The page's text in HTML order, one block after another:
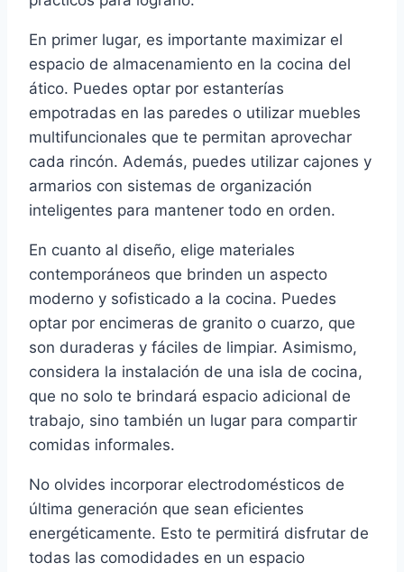
En primer lugar, es importante maximizar el
espacio de almacenamiento en la cocina del
ático. Puedes optar por estanterías
empotradas en las paredes o utilizar muebles
multifuncionales que te permitan aprovechar
cada rincón. Además, puedes utilizar cajones y
armarios con sistemas de organización
inteligentes para mantener todo en orden.
En cuanto al diseño, elige materiales
contemporáneos que brinden un aspecto
moderno y sofisticado a la cocina. Puedes
optar por encimeras de granito o cuarzo, que
son duraderas y fáciles de limpiar. Asimismo,
considera la instalación de una isla de cocina,
que no solo te brindará espacio adicional de
trabajo, sino también un lugar para compartir
comidas informales.
No olvides incorporar electrodomésticos de
última generación que sean eficientes
energéticamente. Esto te permitirá disfrutar de
todas las comodidades en un espacio